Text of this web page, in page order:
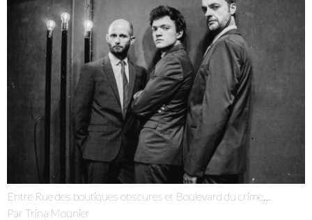
Entre Rue des boutiques obscures et Boulevard du crime…
Par Trina Mounier